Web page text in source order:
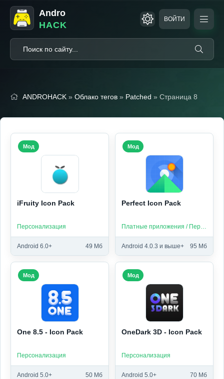
Andro
HACK
ВОЙТИ
ANDROHACK » Облако тегов » Patched » Страница 8
iFruity Icon Pack
Персонализация
Android 6.0+ 49 Мб
Мод
Perfect Icon Pack
Платные приложения / Персонализация
Android 4.0.3 и выше+ 95 Мб
Мод
One 8.5 - Icon Pack
Персонализация
Android 5.0+ 50 Мб
Мод
OneDark 3D - Icon Pack
Персонализация
Android 5.0+ 70 Мб
Мод